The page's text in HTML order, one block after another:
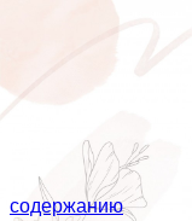
содержанию